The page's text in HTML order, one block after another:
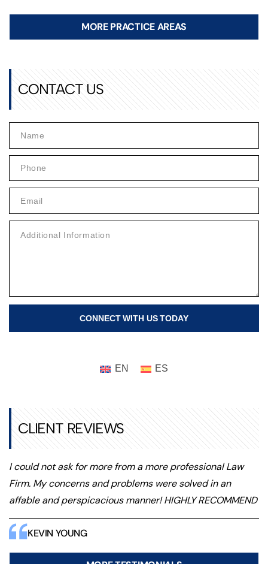
MORE PRACTICE AREAS
CONTACT US
CLIENT REVIEWS
I could not ask for more from a more professional Law
Firm. My concerns and problems were solved in an
affable and perspicacious manner! HIGHLY RECOMMEND
KEVIN YOUNG